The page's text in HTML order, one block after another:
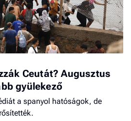
Ceutát? Augusztus
gyülekező
a spanyol hatóságok, de